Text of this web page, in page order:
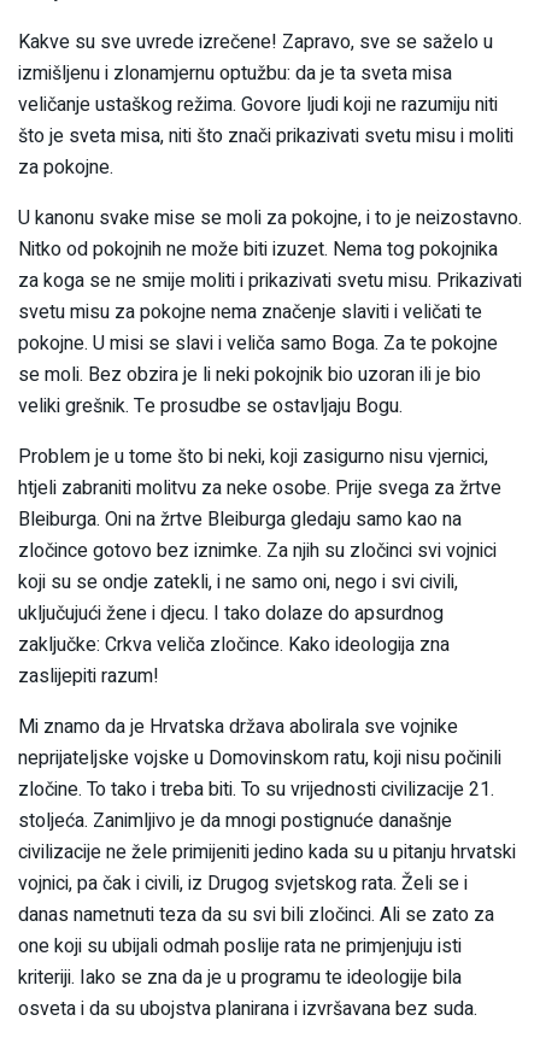
Kakve su sve uvrede izrečene! Zapravo, sve se saželo u
izmišljenu i zlonamjernu optužbu: da je ta sveta misa
veličanje ustaškog režima. Govore ljudi koji ne razumiju niti
što je sveta misa, niti što znači prikazivati svetu misu i moliti
za pokojne.
U kanonu svake mise se moli za pokojne, i to je neizostavno.
Nitko od pokojnih ne može biti izuzet. Nema tog pokojnika
za koga se ne smije moliti i prikazivati svetu misu. Prikazivati
svetu misu za pokojne nema značenje slaviti i veličati te
pokojne. U misi se slavi i veliča samo Boga. Za te pokojne
se moli. Bez obzira je li neki pokojnik bio uzoran ili je bio
veliki grešnik. Te prosudbe se ostavljaju Bogu.
Problem je u tome što bi neki, koji zasigurno nisu vjernici,
htjeli zabraniti molitvu za neke osobe. Prije svega za žrtve
Bleiburga. Oni na žrtve Bleiburga gledaju samo kao na
zločince gotovo bez iznimke. Za njih su zločinci svi vojnici
koji su se ondje zatekli, i ne samo oni, nego i svi civili,
uključujući žene i djecu. I tako dolaze do apsurdnog
zaključke: Crkva veliča zločince. Kako ideologija zna
zaslijepiti razum!
Mi znamo da je Hrvatska država abolirala sve vojnike
neprijateljske vojske u Domovinskom ratu, koji nisu počinili
zločine. To tako i treba biti. To su vrijednosti civilizacije 21.
stoljeća. Zanimljivo je da mnogi postignuće današnje
civilizacije ne žele primijeniti jedino kada su u pitanju hrvatski
vojnici, pa čak i civili, iz Drugog svjetskog rata. Želi se i
danas nametnuti teza da su svi bili zločinci. Ali se zato za
one koji su ubijali odmah poslije rata ne primjenjuju isti
kriteriji. Iako se zna da je u programu te ideologije bila
osveta i da su ubojstva planirana i izvršavana bez suda.